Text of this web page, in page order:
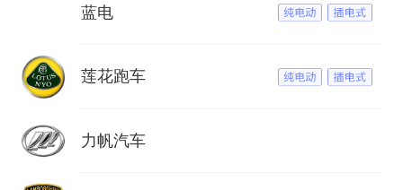
蓝电
莲花跑车
力帆汽车